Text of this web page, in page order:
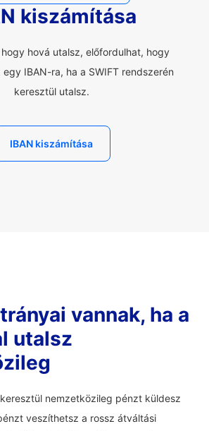
kiszámítása
hová utalsz, előfordulhat, hogy
IBAN-ra, ha a SWIFT rendszerén
keresztül utalsz.
IBAN kiszámítása
vannak, ha a
utalsz
nemzetközileg pénzt küldesz
veszíthetsz a rossz átváltási